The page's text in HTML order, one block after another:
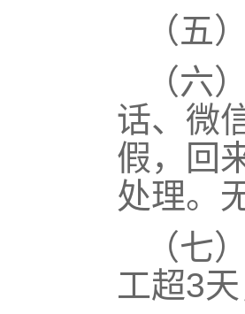
（五
（六
话、微
假，回
处理。
（七
工超3